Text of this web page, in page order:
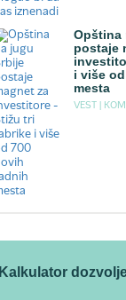
Opština
postaje
i više
mesta
VEST |
Kalkulator